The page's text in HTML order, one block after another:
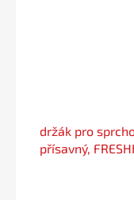
držák pro
přísavný,